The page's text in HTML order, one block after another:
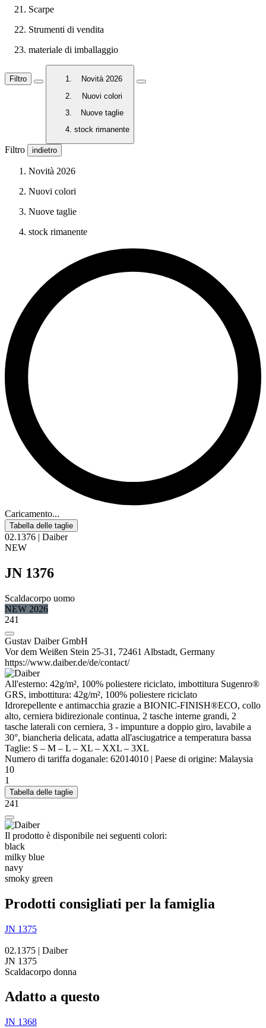
Scarpe
Strumenti di vendita
materiale di imballaggio
Filtro
Novità 2026
Nuovi colori
Nuove taglie
stock rimanente
Filtro indietro
Novità 2026
Nuovi colori
Nuove taglie
stock rimanente
Caricamento...
Tabella delle taglie
02.1376 | Daiber
NEW
JN 1376
Scaldacorpo uomo
NEW 2026
241
Gustav Daiber GmbH
Vor dem Weißen Stein 25-31, 72461 Albstadt, Germany
https://www.daiber.de/de/contact/
All'esterno: 42g/m², 100% poliestere riciclato, imbottitura Sugenro®
GRS, imbottitura: 42g/m², 100% poliestere riciclato
Idrorepellente e antimacchia grazie a BIONIC-FINISH®ECO, collo
alto, cerniera bidirezionale continua, 2 tasche interne grandi, 2
tasche laterali con cerniera, 3 - impunture a doppio giro, lavabile a
30°, biancheria delicata, adatta all'asciugatrice a temperatura bassa
Taglie: S – M – L – XL – XXL – 3XL
Numero di tariffa doganale: 62014010 | Paese di origine: Malaysia
10
1
Tabella delle taglie
241
Il prodotto è disponibile nei seguenti colori:
black
milky blue
navy
smoky green
Prodotti consigliati per la famiglia
JN 1375
02.1375 | Daiber
JN 1375
Scaldacorpo donna
Adatto a questo
JN 1368